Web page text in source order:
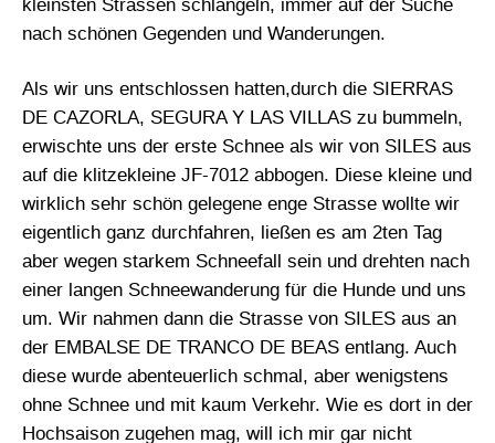
kleinsten Strassen schlängeln, immer auf der Suche
nach schönen Gegenden und Wanderungen.
Als wir uns entschlossen hatten,durch die SIERRAS
DE CAZORLA, SEGURA Y LAS VILLAS zu bummeln,
erwischte uns der erste Schnee als wir von SILES aus
auf die klitzekleine JF-7012 abbogen. Diese kleine und
wirklich sehr schön gelegene enge Strasse wollte wir
eigentlich ganz durchfahren, ließen es am 2ten Tag
aber wegen starkem Schneefall sein und drehten nach
einer langen Schneewanderung für die Hunde und uns
um. Wir nahmen dann die Strasse von SILES aus an
der EMBALSE DE TRANCO DE BEAS entlang. Auch
diese wurde abenteuerlich schmal, aber wenigstens
ohne Schnee und mit kaum Verkehr. Wie es dort in der
Hochsaison zugehen mag, will ich mir gar nicht